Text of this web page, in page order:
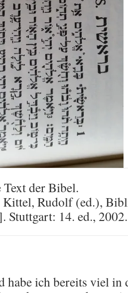
Text der Bibel.
Kittel, Rudolf (ed.),
Stuttgart: 14. ed., 2002.
habe ich bereits viel in